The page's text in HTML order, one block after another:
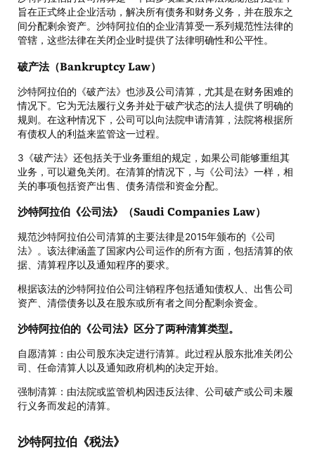
旨在正式终止企业活动，解决所有债务和财务义务，并在股东之
间分配剩余资产。沙特阿拉伯的企业清算受一系列规范性法律的
管辖，这些法律在关闭企业时提供了法律明确性和公平性。
破产法（Bankruptcy Law）
沙特阿拉伯的《破产法》也涉及公司清算，尤其是在财务困难的
情况下。它为无法履行义务并处于破产状态的法人提供了明确的
规则。在这种情况下，公司可以向法院申请清算，法院将根据所
有债权人的利益来监管这一过程。
З《破产法》还包括关于业务重组的规定，如果公司能够重组其
业务，可以避免关闭。在清算的情况下，与《公司法》一样，相
关的事项包括资产出售、债务清偿和资金分配。
沙特阿拉伯《公司法》（Saudi Companies Law）
规范沙特阿拉伯公司清算的主要法律是2015年颁布的《公司
法》。该法律涵盖了国家内公司运作的所有方面，包括清算的依
据、清算程序以及通知程序的要求。
根据该法的沙特阿拉伯公司注销程序包括通知债权人、出售公司
资产、清偿债务以及在股东或所有者之间分配剩余资金。
沙特阿拉伯的《公司法》区分了两种清算类型。
自愿清算：由公司股东决定进行清算。此过程从股东批准关闭公
司、任命清算人以及通知政府机构的决定开始。
强制清算：由法院或监管机构因违反法律、公司破产或公司未履
行义务而发起的清算。
沙特阿拉伯《税法》